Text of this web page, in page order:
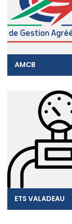
AMCB
ETS VALADEAU